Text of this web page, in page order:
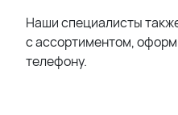
Наши специалисты
с ассортиментом,
телефону.